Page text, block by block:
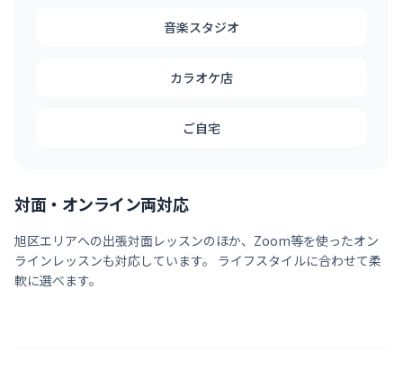
音楽スタジオ
カラオケ店
ご自宅
対面・オンライン両対応
旭区エリアへの出張対面レッスンのほか、Zoom等を使ったオン
ラインレッスンも対応しています。 ライフスタイルに合わせて柔
軟に選べます。